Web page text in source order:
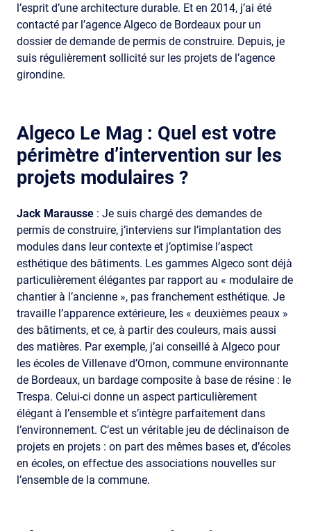
l’esprit d’une architecture durable. Et en 2014, j’ai été
contacté par l’agence Algeco de Bordeaux pour un
dossier de demande de permis de construire. Depuis, je
suis régulièrement sollicité sur les projets de l’agence
girondine.
Algeco Le Mag : Quel est votre
périmètre d’intervention sur les
projets modulaires ?
Jack Marausse : Je suis chargé des demandes de
permis de construire, j’interviens sur l’implantation des
modules dans leur contexte et j’optimise l’aspect
esthétique des bâtiments. Les gammes Algeco sont déjà
particulièrement élégantes par rapport au « modulaire de
chantier à l’ancienne », pas franchement esthétique. Je
travaille l’apparence extérieure, les « deuxièmes peaux »
des bâtiments, et ce, à partir des couleurs, mais aussi
des matières. Par exemple, j’ai conseillé à Algeco pour
les écoles de Villenave d’Ornon, commune environnante
de Bordeaux, un bardage composite à base de résine : le
Trespa. Celui-ci donne un aspect particulièrement
élégant à l’ensemble et s’intègre parfaitement dans
l’environnement. C’est un véritable jeu de déclinaison de
projets en projets : on part des mêmes bases et, d’écoles
en écoles, on effectue des associations nouvelles sur
l’ensemble de la commune.